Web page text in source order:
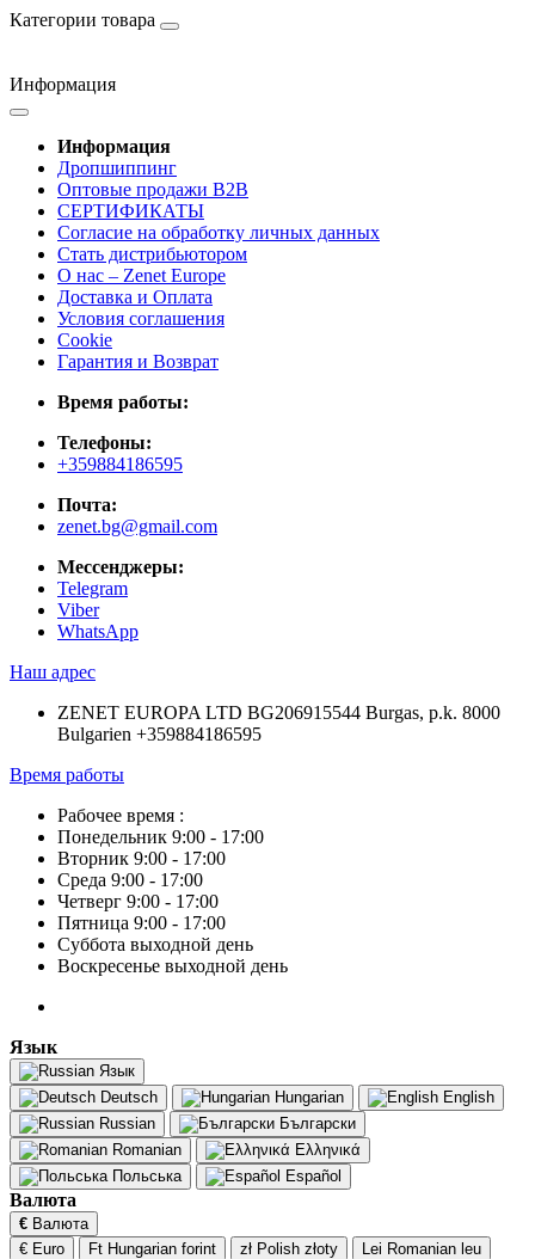
Категории товара
Информация
Информация
Дропшиппинг
Оптовые продажи B2B
СЕРТИФИКАТЫ
Согласие на обработку личных данных
Стать дистрибьютором
О нас – Zenet Europe
Доставка и Оплата
Условия соглашения
Cookie
Гарантия и Возврат
Время работы:
Телефоны:
+359884186595
Почта:
zenet.bg@gmail.com
Мессенджеры:
Telegram
Viber
WhatsApp
Наш адрес
ZENET EUROPA LTD BG206915544 Burgas, p.k. 8000
Bulgarien +359884186595
Время работы
Рабочее время :
Понедельник 9:00 - 17:00
Вторник 9:00 - 17:00
Среда 9:00 - 17:00
Четверг 9:00 - 17:00
Пятница 9:00 - 17:00
Суббота выходной день
Воскресенье выходной день
Язык
Язык
Deutsch
Hungarian
English
Russian
Български
Romanian
Ελληνικά
Польська
Español
Валюта
€ Валюта
€ Euro
Ft Hungarian forint zł Polish złoty Lei Romanian leu